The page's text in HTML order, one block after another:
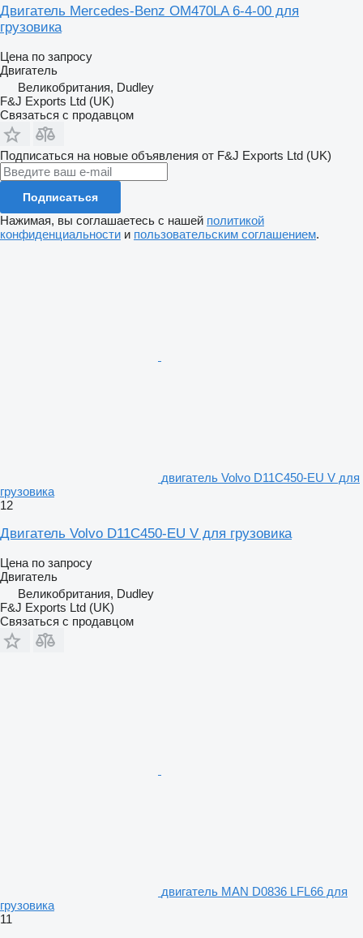
Двигатель Mercedes-Benz OM470LA 6-4-00 для
грузовика
Цена по запросу
Двигатель
Великобритания, Dudley
F&J Exports Ltd (UK)
Связаться с продавцом
Подписаться на новые объявления от F&J Exports Ltd (UK)
Подписаться
Нажимая, вы соглашаетесь с нашей политикой
конфиденциальности и пользовательским соглашением.
двигатель Volvo D11C450-EU V для
грузовика
12
Двигатель Volvo D11C450-EU V для грузовика
Цена по запросу
Двигатель
Великобритания, Dudley
F&J Exports Ltd (UK)
Связаться с продавцом
двигатель MAN D0836 LFL66 для
грузовика
11